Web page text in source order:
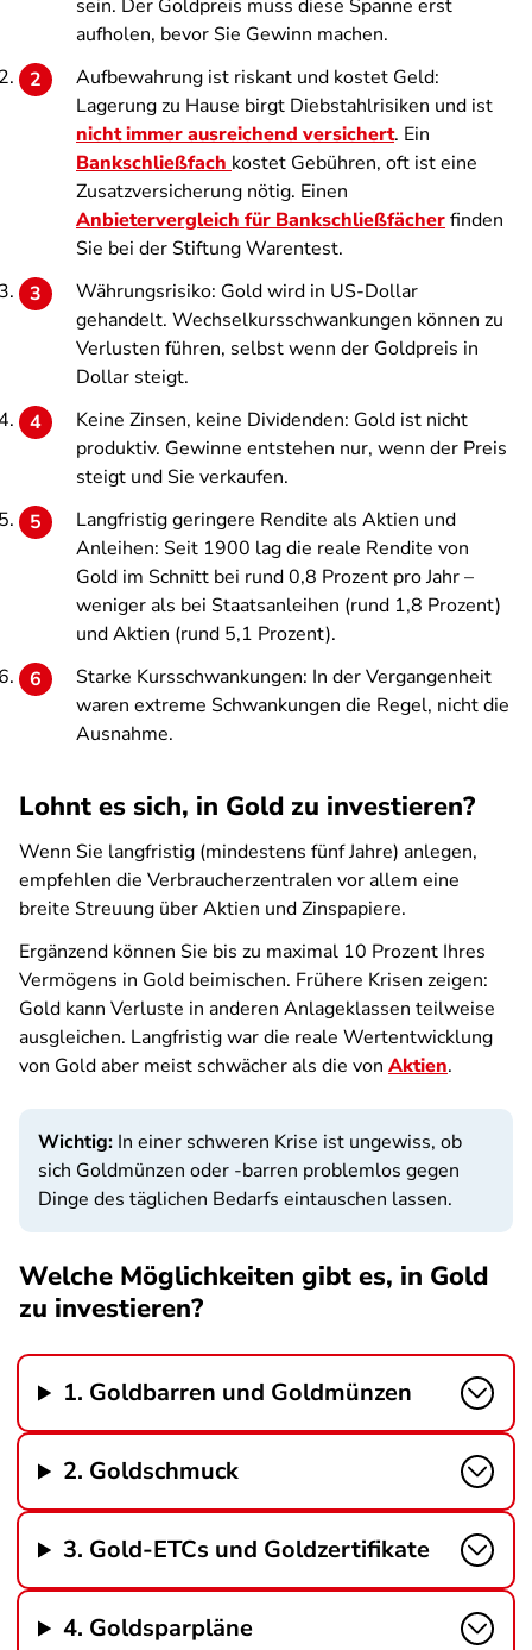
sein. Der Goldpreis muss diese Spanne erst
aufholen, bevor Sie Gewinn machen.
Aufbewahrung ist riskant und kostet Geld:
Lagerung zu Hause birgt Diebstahlrisiken und ist
nicht immer ausreichend versichert. Ein
Bankschließfach kostet Gebühren, oft ist eine
Zusatzversicherung nötig. Einen
Anbietervergleich für Bankschließfächerfinden
Sie bei der Stiftung Warentest.
Währungsrisiko: Gold wird in US-Dollar
gehandelt. Wechselkursschwankungen können zu
Verlusten führen, selbst wenn der Goldpreis in
Dollar steigt.
Keine Zinsen, keine Dividenden: Gold ist nicht
produktiv. Gewinne entstehen nur, wenn der Preis
steigt und Sie verkaufen.
Langfristig geringere Rendite als Aktien und
Anleihen: Seit 1900 lag die reale Rendite von
Gold im Schnitt bei rund 0,8 Prozent pro Jahr –
weniger als bei Staatsanleihen (rund 1,8 Prozent)
und Aktien (rund 5,1 Prozent).
Starke Kursschwankungen: In der Vergangenheit
waren extreme Schwankungen die Regel, nicht die
Ausnahme.
Lohnt es sich, in Gold zu investieren?
Wenn Sie langfristig (mindestens fünf Jahre) anlegen,
empfehlen die Verbraucherzentralen vor allem eine
breite Streuung über Aktien und Zinspapiere.
Ergänzend können Sie bis zu maximal 10 Prozent Ihres
Vermögens in Gold beimischen. Frühere Krisen zeigen:
Gold kann Verluste in anderen Anlageklassen teilweise
ausgleichen. Langfristig war die reale Wertentwicklung
von Gold aber meist schwächer als die von Aktien.
Wichtig: In einer schweren Krise ist ungewiss, ob
sich Goldmünzen oder -barren problemlos gegen
Dinge des täglichen Bedarfs eintauschen lassen.
Welche Möglichkeiten gibt es, in Gold
zu investieren?
1. Goldbarren und Goldmünzen
2. Goldschmuck
3. Gold-ETCs und Goldzertifikate
4. Goldsparpläne